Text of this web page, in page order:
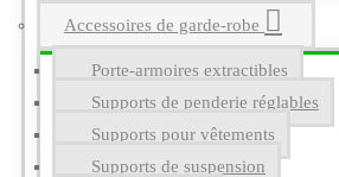
Accessoires de garde-robe
Porte-armoires extractibles
Supports de penderie réglables
Supports pour vêtements
Supports de suspension